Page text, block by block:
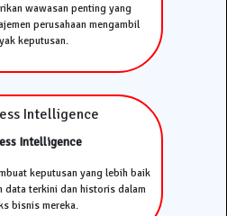
wawasan penting yang
perusahaan mengambil
keputusan.
Intelligence
keputusan yang lebih baik
data terkini dan historis dalam
bisnis mereka.